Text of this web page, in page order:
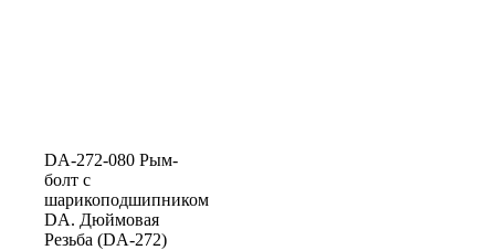
DA-272-080 Рым-
болт с
шарикоподшипником
DA. Дюймовая
Резьба (DA-272)